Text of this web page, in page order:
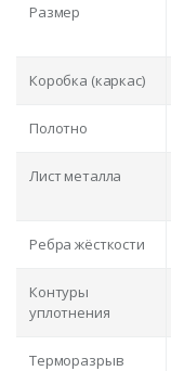
Размер
Коробка (каркас)
Полотно
Лист металла
Ребра жёсткости
Контуры
уплотнения
Терморазрыв